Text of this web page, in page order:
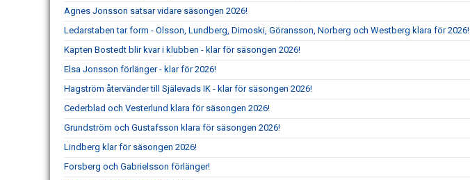
Agnes Jonsson satsar vidare säsongen 2026!
Ledarstaben tar form - Olsson, Lundberg, Dimoski, Göransson, Norberg och Westberg klara för 2026!
Kapten Bostedt blir kvar i klubben - klar för säsongen 2026!
Elsa Jonsson förlänger - klar för 2026!
Hagström återvänder till Själevads IK - klar för säsongen 2026!
Cederblad och Vesterlund klara för säsongen 2026!
Grundström och Gustafsson klara för säsongen 2026!
Lindberg klar för säsongen 2026!
Forsberg och Gabrielsson förlänger!